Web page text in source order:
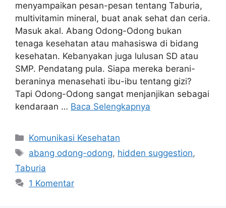
menyampaikan pesan-pesan tentang Taburia,
multivitamin mineral, buat anak sehat dan ceria.
Masuk akal. Abang Odong-Odong bukan
tenaga kesehatan atau mahasiswa di bidang
kesehatan. Kebanyakan juga lulusan SD atau
SMP. Pendatang pula. Siapa mereka berani-
beraninya menasehati ibu-ibu tentang gizi?
Tapi Odong-Odong sangat menjanjikan sebagai
kendaraan … Baca Selengkapnya
Kategori
Komunikasi Kesehatan
Tag
abang odong-odong, hidden suggestion,
Taburia
1 Komentar